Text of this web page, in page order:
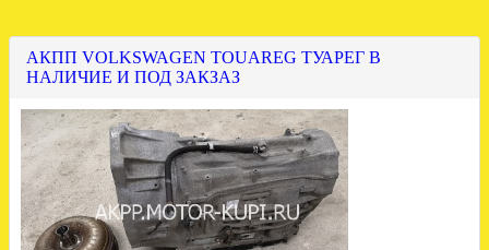
АКПП VOLKSWAGEN TOUAREG ТУАРЕГ В
НАЛИЧИЕ И ПОД ЗАКЗАЗ